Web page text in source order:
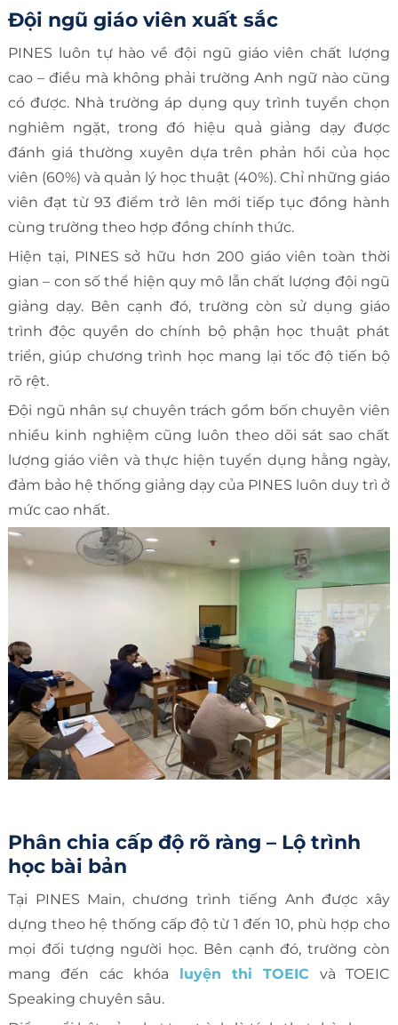
Đội ngũ giáo viên xuất sắc
PINES luôn tự hào về đội ngũ giáo viên chất lượng
cao – điều mà không phải trường Anh ngữ nào cũng
có được. Nhà trường áp dụng quy trình tuyển chọn
nghiêm ngặt, trong đó hiệu quả giảng dạy được
đánh giá thường xuyên dựa trên phản hồi của học
viên (60%) và quản lý học thuật (40%). Chỉ những giáo
viên đạt từ 93 điểm trở lên mới tiếp tục đồng hành
cùng trường theo hợp đồng chính thức.
Hiện tại, PINES sở hữu hơn 200 giáo viên toàn thời
gian – con số thể hiện quy mô lẫn chất lượng đội ngũ
giảng dạy. Bên cạnh đó, trường còn sử dụng giáo
trình độc quyền do chính bộ phận học thuật phát
triển, giúp chương trình học mang lại tốc độ tiến bộ
rõ rệt.
Đội ngũ nhân sự chuyên trách gồm bốn chuyên viên
nhiều kinh nghiệm cũng luôn theo dõi sát sao chất
lượng giáo viên và thực hiện tuyển dụng hằng ngày,
đảm bảo hệ thống giảng dạy của PINES luôn duy trì ở
mức cao nhất.
Phân chia cấp độ rõ ràng – Lộ trình
học bài bản
Tại PINES Main, chương trình tiếng Anh được xây
dựng theo hệ thống cấp độ từ 1 đến 10, phù hợp cho
mọi đối tượng người học. Bên cạnh đó, trường còn
mang đến các khóa
luyện thi TOEIC và TOEIC
Speaking chuyên sâu.